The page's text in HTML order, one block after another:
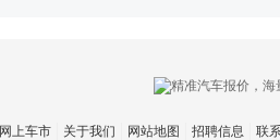
网上车市 关于我们 网站地图 招聘信息
联